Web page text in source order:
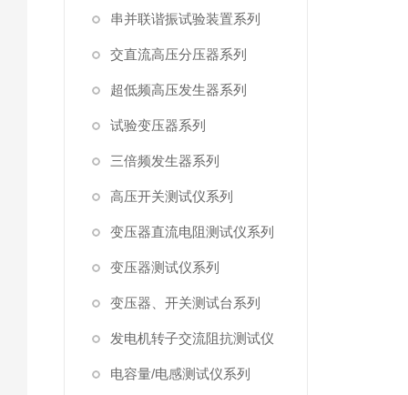
串并联谐振试验装置系列
交直流高压分压器系列
超低频高压发生器系列
试验变压器系列
三倍频发生器系列
高压开关测试仪系列
变压器直流电阻测试仪系列
变压器测试仪系列
变压器、开关测试台系列
发电机转子交流阻抗测试仪
电容量/电感测试仪系列